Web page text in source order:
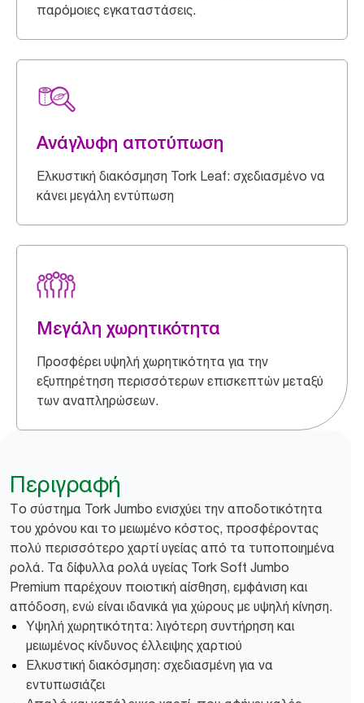
παρόμοιες εγκαταστάσεις.
Ανάγλυφη αποτύπωση
Ελκυστική διακόσμηση Tork Leaf: σχεδιασμένο να
κάνει μεγάλη εντύπωση
Μεγάλη χωρητικότητα
Προσφέρει υψηλή χωρητικότητα για την
εξυπηρέτηση περισσότερων επισκεπτών μεταξύ
των αναπληρώσεων.
Περιγραφή
Tο σύστημα Tork Jumbo ενισχύει την αποδοτικότητα
του χρόνου και το μειωμένο κόστος, προσφέροντας
πολύ περισσότερο χαρτί υγείας από τα τυποποιημένα
ρολά. Τα δίφυλλα ρολά υγείας Tork Soft Jumbo
Premium παρέχουν ποιοτική αίσθηση, εμφάνιση και
απόδοση, ενώ είναι ιδανικά για χώρους με υψηλή κίνηση.
Υψηλή χωρητικότητα: λιγότερη συντήρηση και
μειωμένος κίνδυνος έλλειψης χαρτιού
Ελκυστική διακόσμηση: σχεδιασμένη για να
εντυπωσιάζει